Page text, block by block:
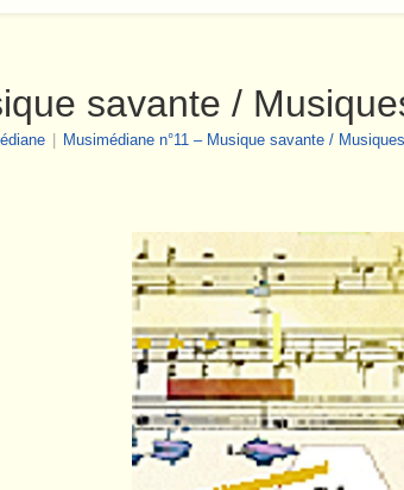
savante /
Musimédiane n°11 – Musique savante /